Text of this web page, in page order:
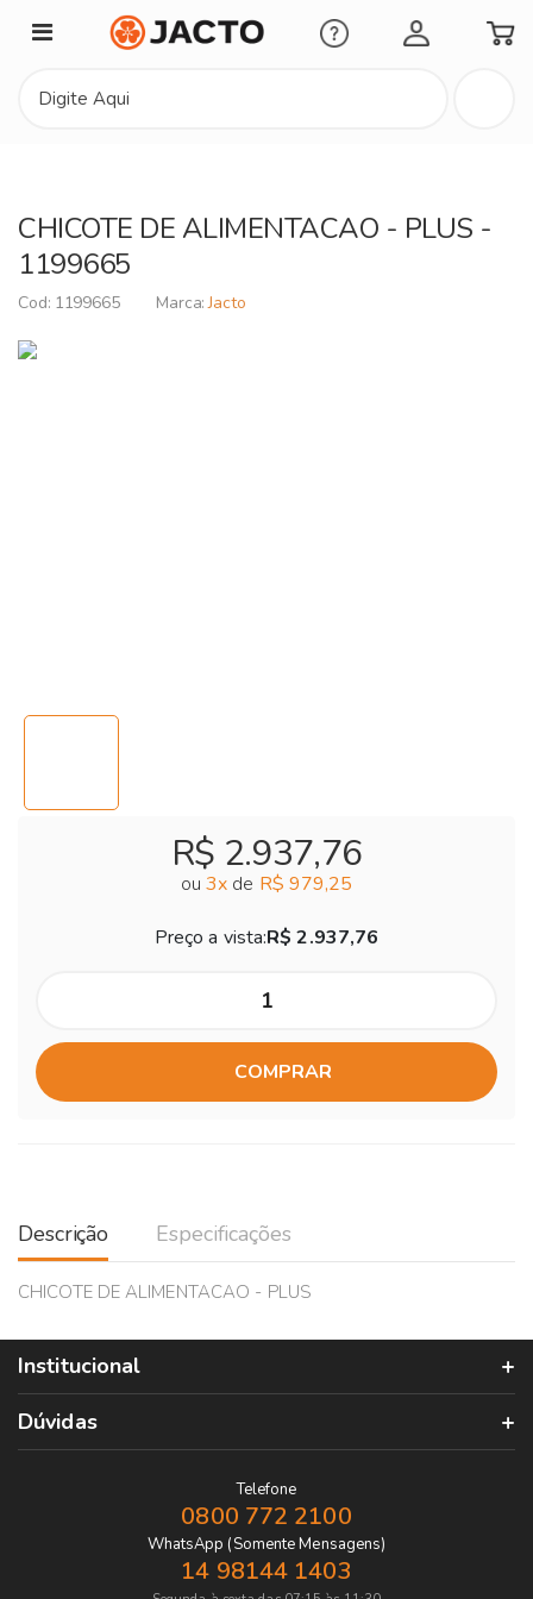
Minha Conta
CHICOTE DE ALIMENTACAO - PLUS -
1199665
1199665 Jacto
R$ 2.937,76
ou 3x de R$ 979,25
Preço a vista:R$ 2.937,76
COMPRAR
Descrição Especificações
CHICOTE DE ALIMENTACAO - PLUS
Institucional
Dúvidas
Telefone
0800 772 2100
WhatsApp (Somente Mensagens)
14 98144 1403